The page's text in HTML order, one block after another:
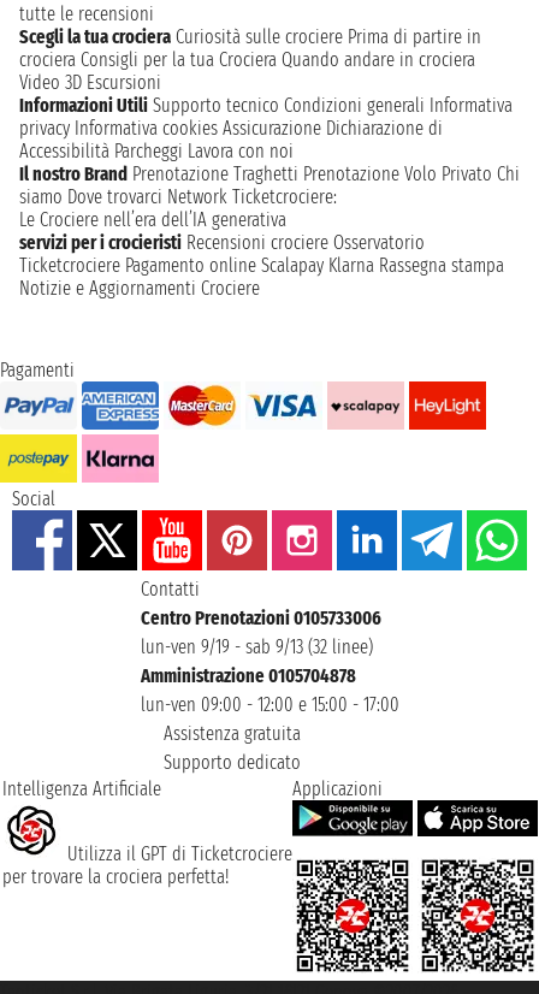
tutte le recensioni
Scegli la tua crociera Curiosità sulle crociere Prima di partire in
crociera Consigli per la tua Crociera Quando andare in crociera
Video 3D Escursioni
Informazioni Utili Supporto tecnico Condizioni generali Informativa
privacy Informativa cookies Assicurazione Dichiarazione di
Accessibilità Parcheggi Lavora con noi
Il nostro Brand Prenotazione Traghetti Prenotazione Volo Privato Chi
siamo Dove trovarci Network Ticketcrociere:
Le Crociere nell’era dell’IA generativa
servizi per i crocieristi Recensioni crociere Osservatorio
Ticketcrociere Pagamento online Scalapay Klarna Rassegna stampa
Notizie e Aggiornamenti Crociere
Pagamenti
Social
Contatti
Centro Prenotazioni 0105733006
lun-ven 9/19 - sab 9/13 (32 linee)
Amministrazione 0105704878
lun-ven 09:00 - 12:00 e 15:00 - 17:00
Assistenza gratuita
Supporto dedicato
Intelligenza Artificiale
Utilizza il GPT di Ticketcrociere
per trovare la crociera perfetta!
Applicazioni